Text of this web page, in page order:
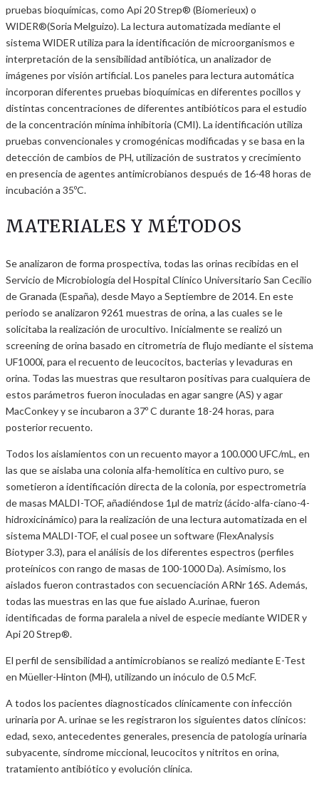
pruebas bioquímicas, como Api 20 Strep® (Biomerieux) o
WIDER®(Soria Melguizo). La lectura automatizada mediante el
sistema WIDER utiliza para la identificación de microorganismos e
interpretación de la sensibilidad antibiótica, un analizador de
imágenes por visión artificial. Los paneles para lectura automática
incorporan diferentes pruebas bioquímicas en diferentes pocillos y
distintas concentraciones de diferentes antibióticos para el estudio
de la concentración mínima inhibitoria (CMI). La identificación utiliza
pruebas convencionales y cromogénicas modificadas y se basa en la
detección de cambios de PH, utilización de sustratos y crecimiento
en presencia de agentes antimicrobianos después de 16-48 horas de
incubación a 35ºC.
MATERIALES Y MÉTODOS
Se analizaron de forma prospectiva, todas las orinas recibidas en el
Servicio de Microbiología del Hospital Clínico Universitario San Cecilio
de Granada (España), desde Mayo a Septiembre de 2014. En este
periodo se analizaron 9261 muestras de orina, a las cuales se le
solicitaba la realización de urocultivo. Inicialmente se realizó un
screening de orina basado en citrometría de flujo mediante el sistema
UF1000i, para el recuento de leucocitos, bacterias y levaduras en
orina. Todas las muestras que resultaron positivas para cualquiera de
estos parámetros fueron inoculadas en agar sangre (AS) y agar
MacConkey y se incubaron a 37º C durante 18-24 horas, para
posterior recuento.
Todos los aislamientos con un recuento mayor a 100.000 UFC/mL, en
las que se aislaba una colonia alfa-hemolítica en cultivo puro, se
sometieron a identificación directa de la colonia, por espectrometría
de masas MALDI-TOF, añadiéndose 1µl de matriz (ácido-alfa-ciano-4-
hidroxicinámico) para la realización de una lectura automatizada en el
sistema MALDI-TOF, el cual posee un software (FlexAnalysis
Biotyper 3.3), para el análisis de los diferentes espectros (perfiles
proteínicos con rango de masas de 100-1000 Da). Asimismo, los
aislados fueron contrastados con secuenciación ARNr 16S. Además,
todas las muestras en las que fue aislado A.urinae, fueron
identificadas de forma paralela a nivel de especie mediante WIDER y
Api 20 Strep®.
El perfil de sensibilidad a antimicrobianos se realizó mediante E-Test
en Müeller-Hinton (MH), utilizando un inóculo de 0.5 McF.
A todos los pacientes diagnosticados clínicamente con infección
urinaria por A. urinae se les registraron los siguientes datos clínicos:
edad, sexo, antecedentes generales, presencia de patología urinaria
subyacente, síndrome miccional, leucocitos y nitritos en orina,
tratamiento antibiótico y evolución clínica.